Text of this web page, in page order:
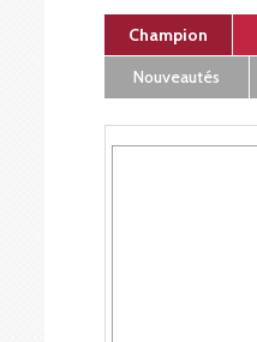
Champion
Nouveautés